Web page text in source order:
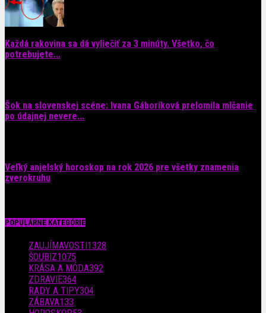
Každá rakovina sa dá vyliečiť za 3 minúty. Všetko, čo
potrebujete...
Šok na slovenskej scéne: Ivana Gáboríková prelomila mlčanie
po údajnej nevere...
Veľký anjelský horoskop na rok 2026 pre všetky znamenia
zverokruhu
POPULÁRNE KATEGÓRIE
ZAUJÍMAVOSTI1328
ŠOUBIZ1075
KRÁSA A MÓDA392
ZDRAVIE364
RADY A TIPY304
ZÁBAVA133